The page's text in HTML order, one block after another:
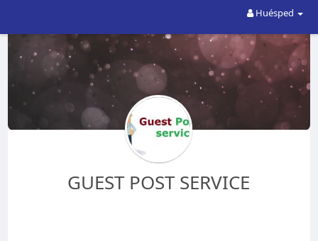
Huésped
GUEST POST SERVICE